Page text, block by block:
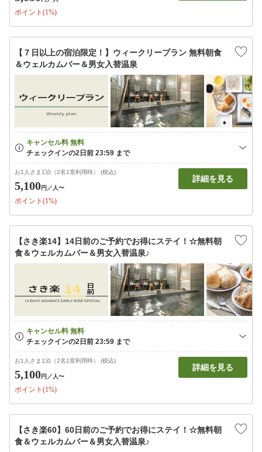
ポイント(1%)
【７日以上の宿泊限定！】ウィークリープラン 無料朝食
＆ウェルカムバー＆男女入替温泉
お1人さま1泊（2名1室利用時） (税込)
5,100円 ／人〜
ポイント(1%)
詳細を見る
【さき楽14】14日前のご予約でお得にステイ！☆無料朝
食＆ウェルカムバー＆男女入替温泉♪
お1人さま1泊（2名1室利用時） (税込)
5,100円 ／人〜
ポイント(1%)
詳細を見る
【さき楽60】60日前のご予約でお得にステイ！☆無料朝
食＆ウェルカムバー＆男女入替温泉♪